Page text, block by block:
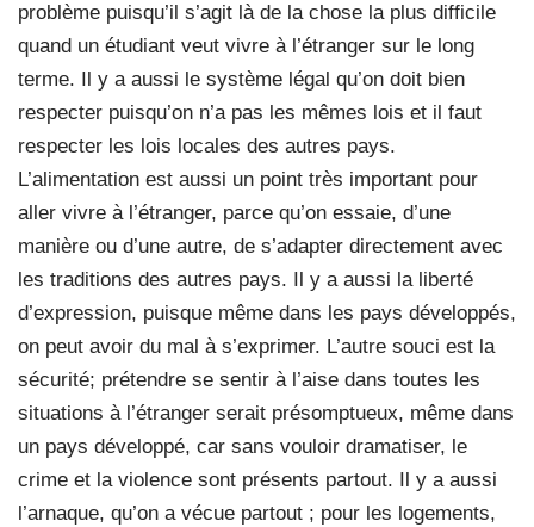
problème puisqu’il s’agit là de la chose la plus difficile
quand un étudiant veut vivre à l’étranger sur le long
terme. Il y a aussi le système légal qu’on doit bien
respecter puisqu’on n’a pas les mêmes lois et il faut
respecter les lois locales des autres pays.
L’alimentation est aussi un point très important pour
aller vivre à l’étranger, parce qu’on essaie, d’une
manière ou d’une autre, de s’adapter directement avec
les traditions des autres pays. Il y a aussi la liberté
d’expression, puisque même dans les pays développés,
on peut avoir du mal à s’exprimer. L’autre souci est la
sécurité; prétendre se sentir à l’aise dans toutes les
situations à l’étranger serait présomptueux, même dans
un pays développé, car sans vouloir dramatiser, le
crime et la violence sont présents partout. Il y a aussi
l’arnaque, qu’on a vécue partout ; pour les logements,